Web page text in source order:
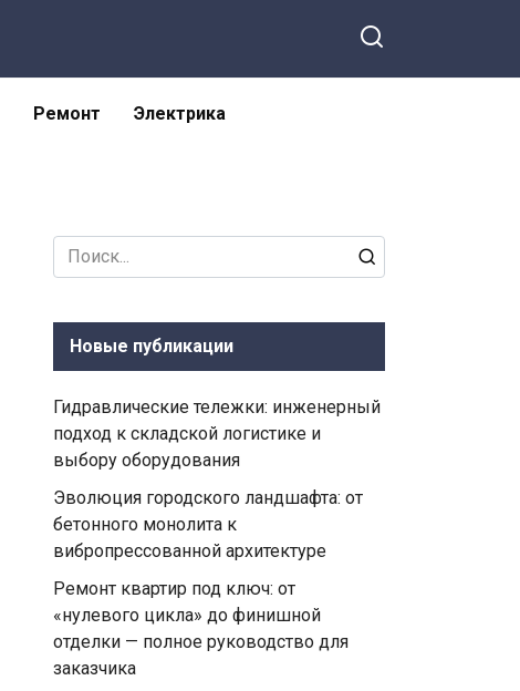
Ремонт Электрика
Search
for:
Новые публикации
Гидравлические тележки: инженерный
подход к складской логистике и
выбору оборудования
Эволюция городского ландшафта: от
бетонного монолита к
вибропрессованной архитектуре
Ремонт квартир под ключ: от
«нулевого цикла» до финишной
отделки — полное руководство для
заказчика